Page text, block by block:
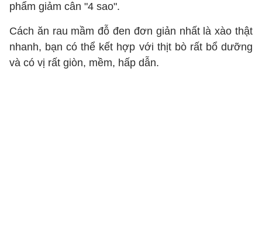
phẩm giảm cân "4 sao".
Cách ăn rau mầm đỗ đen đơn giản nhất là xào thật
nhanh, bạn có thể kết hợp với thịt bò rất bổ dưỡng
và có vị rất giòn, mềm, hấp dẫn.